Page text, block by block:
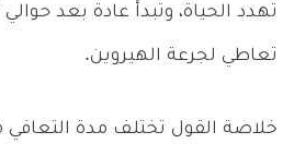
تعاطي لجرعة الهيروين.
خلاصة القول تختلف مدة التعافي